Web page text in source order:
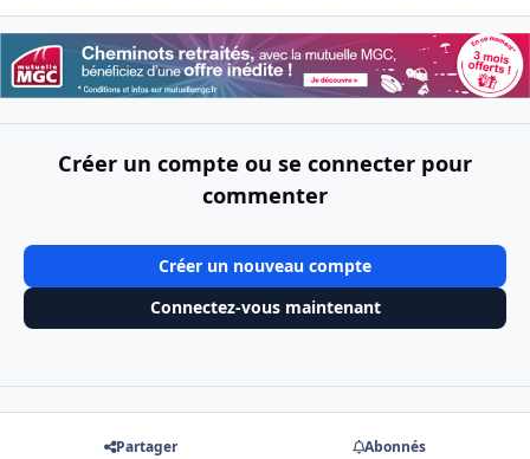
Créer un compte ou se connecter pour
commenter
Créer un nouveau compte
Connectez-vous maintenant
Partager Abonnés